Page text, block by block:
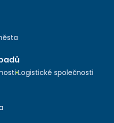
Logistické společnosti